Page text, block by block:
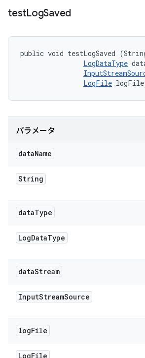
testLogSaved
public void testLogSaved
LogDataType
LogFile
パラメータ
dataName
String
dataType
LogDataType
dataStream
InputStreamSource
logFile
LogFile